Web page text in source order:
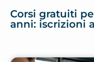
Corsi gratuiti
anni: iscrizioni